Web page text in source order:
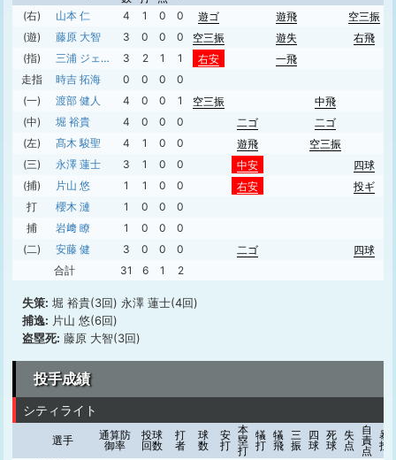
(右)
山本 仁 4 1 0 0 遊ゴ 遊飛
空三振
(遊)
藤原 大智 3 0 0 0 空三振 遊失
右飛
(指)
三浦 ジェスヨロボ大颯 3 2 1 1 右安 一飛
走指
時吉 拓海 0 0 0
0
(一)
渡部 健人 4 0 0 1 空三振 中飛
(中)
堀 裕貴 4 0 0 0 二ゴ 二ゴ
(左)
髙木 駿聖 4 1 0 0 遊飛 空三振
(三)
永澤 蓮士 3 1 0 0 中安
四球
(捕)
片山 悠 1 1 0 0 右安
投ギ
打
櫻木 漣 1 0 0
0
捕
岩﨑 瞭 1 0 0
0
(二)
安藤 健 3 0 0 0 二ゴ
四球
合計
31 6 1 2
失策: 堀 裕貴(3回) 永澤 蓮士(4回)
捕逸: 片山 悠(6回)
盗塁死: 藤原 大智(3回)
投手成績
シティライト
選手
通算防
御率
投球
回数
打
者
球
数
安
打
本
塁
打
犠
打
犠
飛
三
振
四
球
死
球
失
点
自
責
点
暴
投